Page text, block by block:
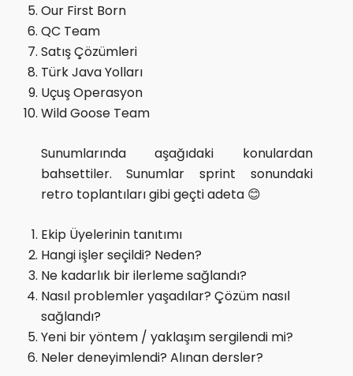
Our First Born
QC Team
Satış Çözümleri
Türk Java Yolları
Uçuş Operasyon
Wild Goose Team
Sunumlarında aşağıdaki konulardan
bahsettiler. Sunumlar sprint sonundaki
retro toplantıları gibi geçti adeta 😊
Ekip Üyelerinin tanıtımı
Hangi işler seçildi? Neden?
Ne kadarlık bir ilerleme sağlandı?
Nasıl problemler yaşadılar? Çözüm nasıl
sağlandı?
Yeni bir yöntem / yaklaşım sergilendi mi?
Neler deneyimlendi? Alınan dersler?